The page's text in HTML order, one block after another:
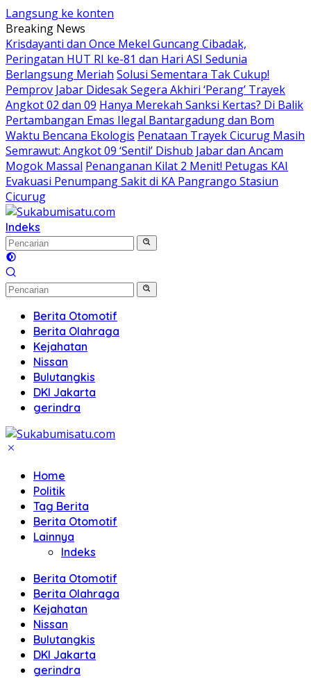
Langsung ke konten
Breaking News
Krisdayanti dan Once Mekel Guncang Cibadak,
Peringatan HUT RI ke-81 dan Hari ASI Sedunia
Berlangsung Meriah Solusi Sementara Tak Cukup!
Pemprov Jabar Didesak Segera Akhiri ‘Perang’ Trayek
Angkot 02 dan 09 Hanya Merekah Sanksi Kertas? Di Balik
Pertambangan Emas Ilegal Bantargadung dan Bom
Waktu Bencana Ekologis Penataan Trayek Cicurug Masih
Semrawut: Angkot 09 ‘Sentil’ Dishub Jabar dan Ancam
Mogok Massal Penanganan Kilat 2 Menit! Petugas KAI
Evakuasi Penumpang Sakit di KA Pangrango Stasiun
Cicurug
Indeks
Berita Otomotif
Berita Olahraga
Kejahatan
Nissan
Bulutangkis
DKI Jakarta
gerindra
Home
Politik
Tag Berita
Berita Otomotif
Lainnya
Indeks
Berita Otomotif
Berita Olahraga
Kejahatan
Nissan
Bulutangkis
DKI Jakarta
gerindra